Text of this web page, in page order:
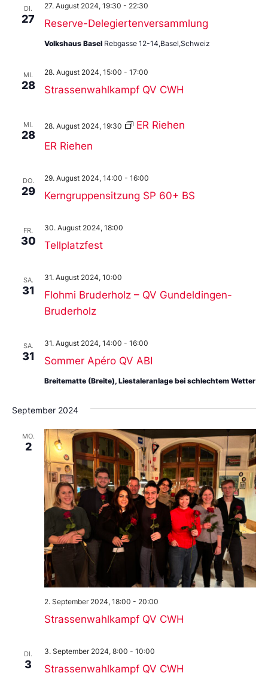
DI.
27 Reserve-Delegiertenversammlung
27. August 2024, 19:30 - 22:30
Volkshaus Basel Rebgasse 12-14,Basel,Schweiz
MI.
28 Strassenwahlkampf QV CWH
28. August 2024, 15:00 - 17:00
MI.
28
ER Riehen
28. August 2024, 19:30 ER Riehen
DO.
29 Kerngruppensitzung SP 60+ BS
29. August 2024, 14:00 - 16:00
FR.
30 Tellplatzfest
30. August 2024, 18:00
SA.
31
Flohmi Bruderholz – QV Gundeldingen-
Bruderholz
31. August 2024, 10:00
SA.
31 Sommer Apéro QV ABI
31. August 2024, 14:00 - 16:00
Breitematte (Breite), Liestaleranlage bei schlechtem Wetter
September 2024
MO.
2
Strassenwahlkampf QV CWH
2. September 2024, 18:00 - 20:00
DI.
3 Strassenwahlkampf QV CWH
3. September 2024, 8:00 - 10:00